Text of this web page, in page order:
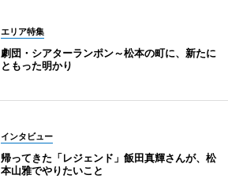
エリア特集
劇団・シアターランポン～松本の町に、新たに
ともった明かり
インタビュー
帰ってきた「レジェンド」飯田真輝さんが、松
本山雅でやりたいこと